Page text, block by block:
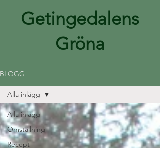
Getingedalens
Gröna
BLOGG
Alla inlägg
Omställning
Recept
Alla inlägg